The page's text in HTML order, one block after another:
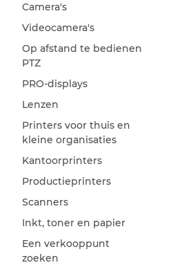
Camera's
Videocamera's
Op afstand te bedienen
PTZ
PRO-displays
Lenzen
Printers voor thuis en
kleine organisaties
Kantoorprinters
Productieprinters
Scanners
Inkt, toner en papier
Een verkooppunt
zoeken